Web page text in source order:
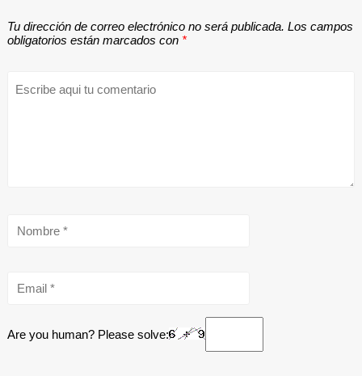
Tu dirección de correo electrónico no será publicada. Los campos
obligatorios están marcados con *
Are you human? Please solve: